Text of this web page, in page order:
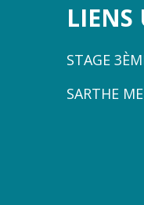
LIENS
STAGE
SARTHE